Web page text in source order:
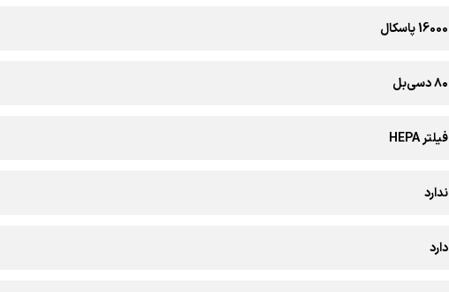
16000 پاسکال
۸۰ دسی‌بل
فیلتر HEPA
ندارد
دارد